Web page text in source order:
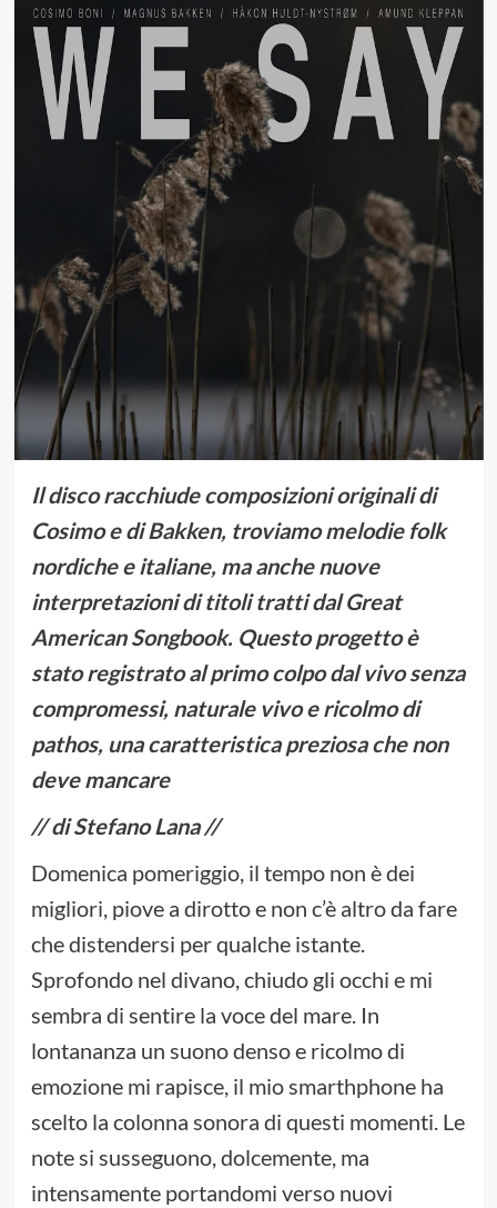
Il disco racchiude composizioni originali di
Cosimo e di Bakken, troviamo melodie folk
nordiche e italiane, ma anche nuove
interpretazioni di titoli tratti dal Great
American Songbook. Questo progetto è
stato registrato al primo colpo dal vivo senza
compromessi, naturale vivo e ricolmo di
pathos, una caratteristica preziosa che non
deve mancare
// di Stefano Lana //
Domenica pomeriggio, il tempo non è dei
migliori, piove a dirotto e non c’è altro da fare
che distendersi per qualche istante.
Sprofondo nel divano, chiudo gli occhi e mi
sembra di sentire la voce del mare. In
lontananza un suono denso e ricolmo di
emozione mi rapisce, il mio smarthphone ha
scelto la colonna sonora di questi momenti. Le
note si susseguono, dolcemente, ma
intensamente portandomi verso nuovi